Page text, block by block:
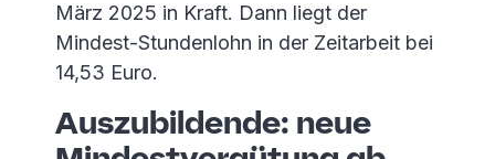
März 2025 in Kraft. Dann liegt der
Mindest-Stundenlohn in der Zeitarbeit bei
14,53 Euro.
Auszubildende: neue